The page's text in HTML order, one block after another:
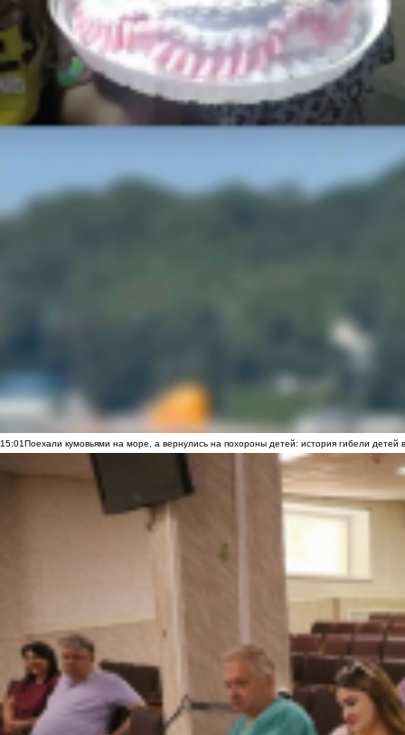
15:01Поехали кумовьями на море, а вернулись на похороны детей: история гибели детей